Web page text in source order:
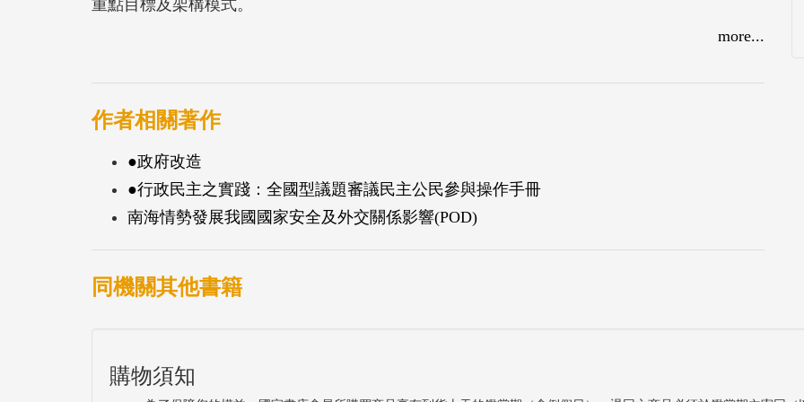
重點目標及架構模式。
more...
作者相關著作
●政府改造
●行政民主之實踐：全國型議題審議民主公民參與操作手冊
南海情勢發展我國國家安全及外交關係影響(POD)
同機關其他書籍
購物須知